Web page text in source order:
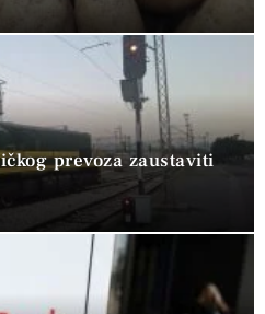
prevoza zaustaviti